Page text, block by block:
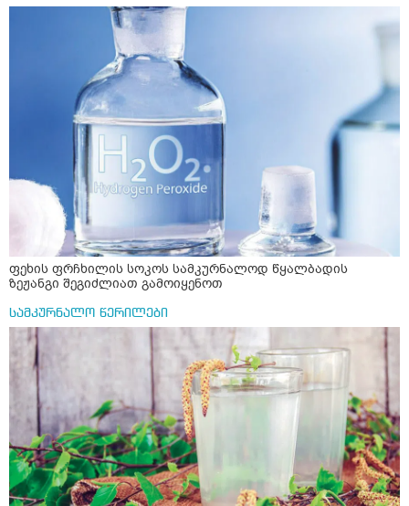
ფეხის ფრჩხილის სოკოს სამკურნალოდ წყალბადის
ზეჟანგი შეგიძლიათ გამოიყენოთ
სამკურნალო წერილები